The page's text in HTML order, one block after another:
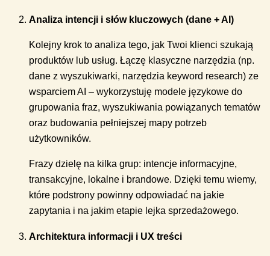
Analiza intencji i słów kluczowych (dane + AI)
Kolejny krok to analiza tego, jak Twoi klienci szukają
produktów lub usług. Łączę klasyczne narzędzia (np.
dane z wyszukiwarki, narzędzia keyword research) ze
wsparciem AI – wykorzystuję modele językowe do
grupowania fraz, wyszukiwania powiązanych tematów
oraz budowania pełniejszej mapy potrzeb
użytkowników.
Frazy dzielę na kilka grup: intencje informacyjne,
transakcyjne, lokalne i brandowe. Dzięki temu wiemy,
które podstrony powinny odpowiadać na jakie
zapytania i na jakim etapie lejka sprzedażowego.
Architektura informacji i UX treści